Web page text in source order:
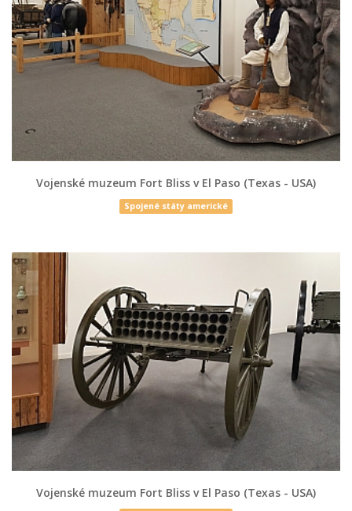
Vojenské muzeum Fort Bliss v El Paso (Texas - USA)
Spojené státy americké
Vojenské muzeum Fort Bliss v El Paso (Texas - USA)